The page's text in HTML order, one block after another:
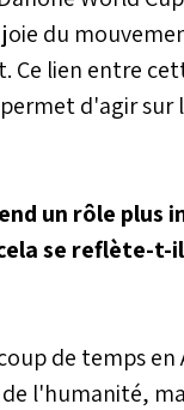
du
Ce lien entre
d'agir sur
un rôle plus
se reflète-t-
de temps
l'humanité,